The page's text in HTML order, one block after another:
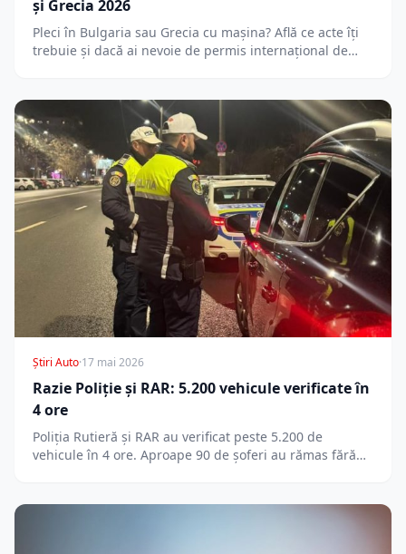
și Grecia 2026
Pleci în Bulgaria sau Grecia cu mașina? Află ce acte îți
trebuie și dacă ai nevoie de permis internațional de…
Știri Auto·17 mai 2026
Razie Poliție și RAR: 5.200 vehicule verificate în
4 ore
Poliția Rutieră și RAR au verificat peste 5.200 de
vehicule în 4 ore. Aproape 90 de șoferi au rămas fără…